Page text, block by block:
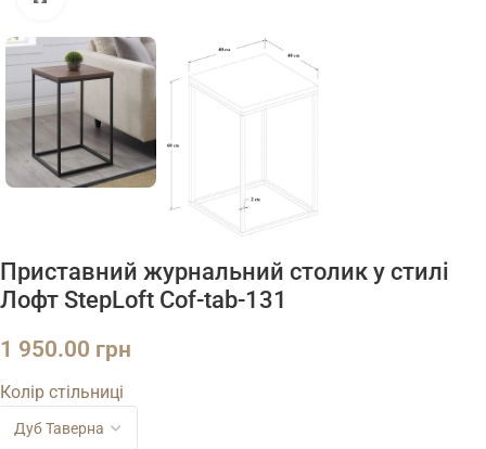
Приставний журнальний столик у стилі
Лофт StepLoft Cof-tab-131
1 950.00 грн
Колір стільниці